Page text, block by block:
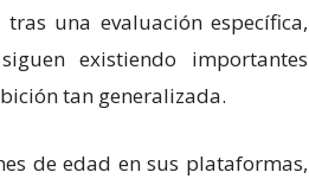
una evaluación específica,
existiendo importantes
tan generalizada.
de edad en sus plataformas,